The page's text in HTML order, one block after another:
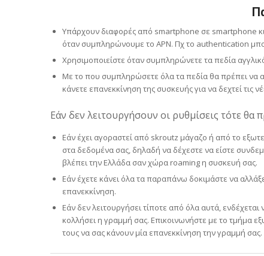
Υπάρχουν διαφορές από smartphone σε smartphone κι
όταν συμπληρώνουμε το APN. Πχ το authentication
Χρησιμοποιείστε όταν συμπληρώνετε τα πεδία
Με το που συμπληρώσετε όλα τα πεδία θα πρέπει να
κάνετε επανεκκίνηση της συσκευής για να δεχτεί τις
Εάν δεν λειτουργήσουν οι ρυθμίσεις τότε θα
Εάν έχει αγοραστεί από skroutz μάγαζο ή από το
στα δεδομένα σας, δηλαδή να δέχεστε να είστε
βλέπει την Ελλάδα σαν χώρα roaming η συσκευή σας.
Εάν έχετε κάνει όλα τα παραπάνω δοκιμάστε να
επανεκκίνηση.
Εάν δεν λειτουργήσει τίποτε από όλα αυτά,
κολλήσει η γραμμή σας. Επικοινωνήστε με το τμήμα
τους να σας κάνουν μία επανεκκίνηση την γραμμή σας.